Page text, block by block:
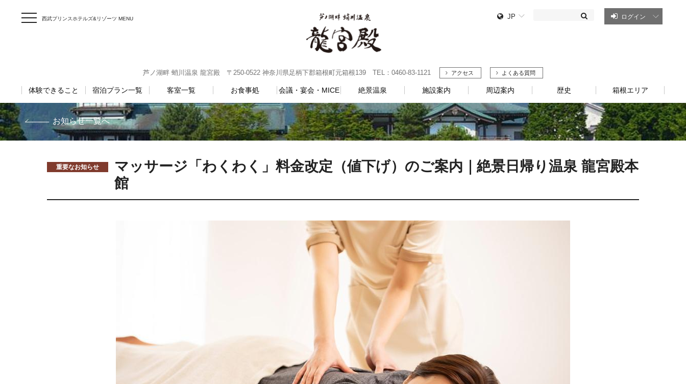
西武プリンスホテルズ&リゾーツ MENU JP ログイン
芦ノ湖畔 蛸川温泉 龍宮殿 〒250-0522 神奈川県足柄下郡箱根町元箱根139 TEL：0460-83-1121 アクセス よくある質問
体験できること 宿泊プラン一覧 客室一覧 お食事処 会議・宴会・MICE 絶景温泉 施設案内 周辺案内 歴史 箱根エリア
お知らせ一覧へ
重要なお知らせ
マッサージ「わくわく」料金改定（値下げ）のご案内｜絶景日帰り温泉 龍宮殿本
館